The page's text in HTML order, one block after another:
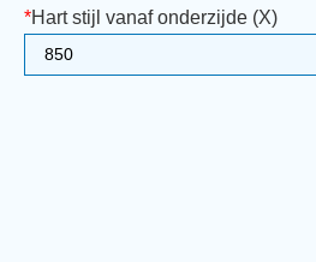
*Hart stijl vanaf onderzijde (X)